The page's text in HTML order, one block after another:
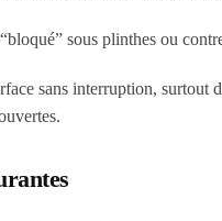
sous plinthes ou
sans interruption, surtout